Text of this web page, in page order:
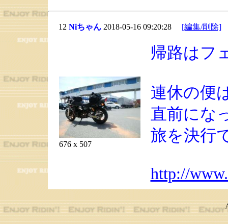
12 Niちゃん2018-05-16 09:20:28 [編集/削除]
676 x 507
帰路はフ
連休の便
直前にな
旅を決行
http://